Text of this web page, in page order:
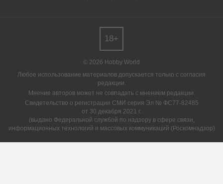
© 2026 Hobby World
Любое использование материалов допускается только с согласия
редакции.
Мнение авторов может не совпадать с мнением редакции.
Свидетельство о регистрации СМИ серия Эл № ФС77-82485
от 30 декабря 2021 г.
(выдано Федеральной службой по надзору в сфере связи,
информационных технологий и массовых коммуникаций (Роскомнадзор)
18+